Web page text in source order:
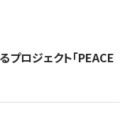
ロジェクト「PEACE